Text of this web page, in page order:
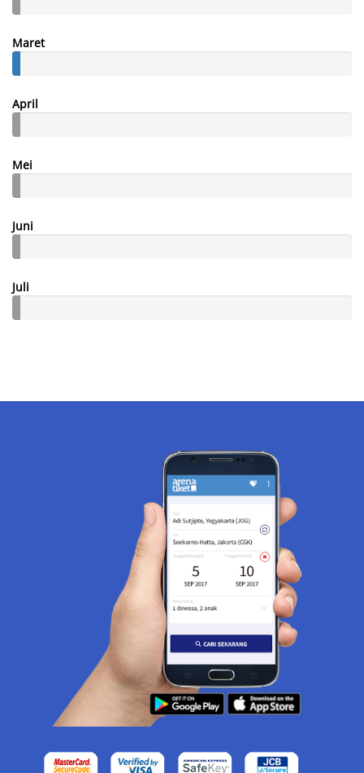
Maret
April
Mei
Juni
Juli